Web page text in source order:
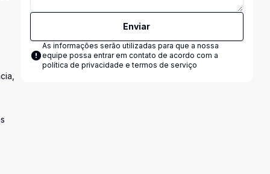
Enviar
As informações serão utilizadas para que a nossa
equipe possa entrar em contato de acordo com a
política de privacidade e termos de serviço